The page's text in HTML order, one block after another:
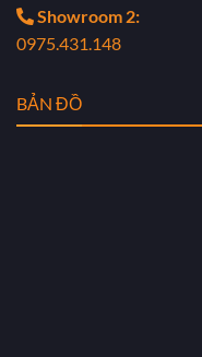
Showroom 2:
0975.431.148
BẢN ĐỒ